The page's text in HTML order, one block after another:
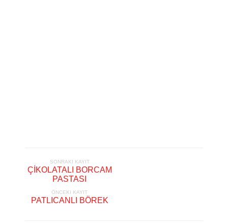
SONRAKI KAYIT
ÇİKOLATALI BORCAM
PASTASI
ÖNCEKI KAYIT
PATLICANLI BÖREK